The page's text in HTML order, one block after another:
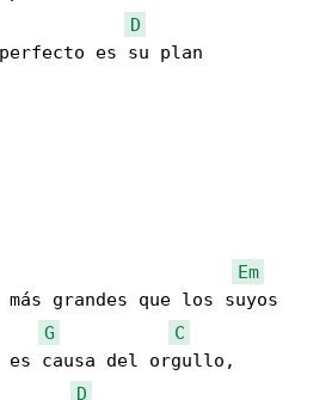
D
es su plan
Em
grandes que los suyos
G
C
causa del orgullo,
D